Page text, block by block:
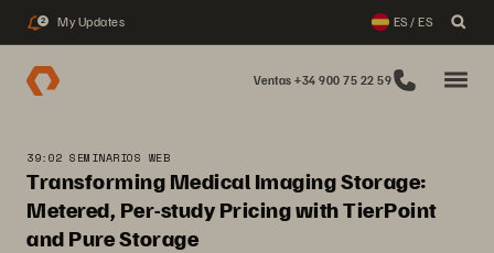
2 My Updates ES / ES
Ventas +34 900 75 22 59
39:02 SEMINARIOS WEB
Transforming Medical Imaging Storage:
Metered, Per-study Pricing with TierPoint
and Pure Storage